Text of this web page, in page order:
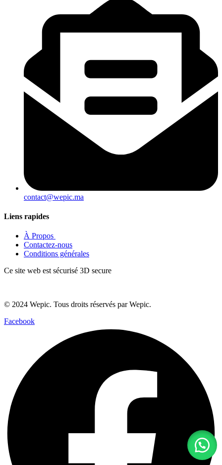
contact@wepic.ma
Liens rapides
À Propos ​
Contactez-nous
Conditions générales
Ce site web est sécurisé 3D secure
© 2024 Wepic. Tous droits réservés par Wepic.
Facebook